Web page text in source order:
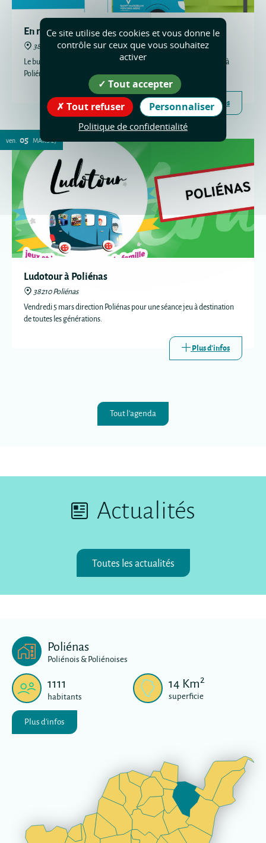
En route vers la santé à Poliénas
38210 Poliénas
Le bus d'écoute et d'information sur les droits et la santé fait escale à
Poliénas
Plus d'infos
ven. 05 MARS27
Ludotour à Poliénas
38210 Poliénas
Vendredi 5 mars direction Poliénas pour une séance jeu à destination
de toutes les générations.
Plus d'infos
Tout l'agenda
Actualités
Toutes les actualités
Poliénas
Poliénois & Poliénoises
1111
habitants
14 Km2
superficie
Plus d'infos
Ce site utilise des cookies et vous donne le
contrôle sur ceux que vous souhaitez
activer
Tout accepter
Tout refuser
Personnaliser
Politique de confidentialité